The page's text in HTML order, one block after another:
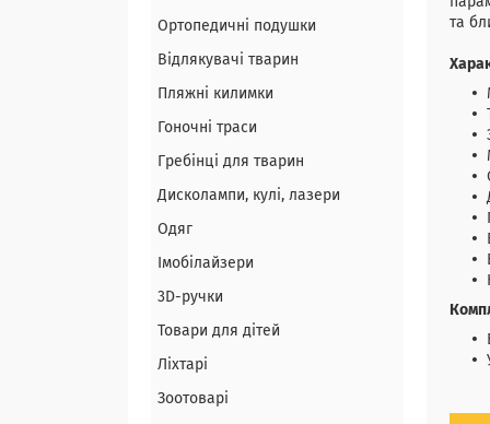
та
Ортопедичні подушки
Відлякувачі тварин
Пляжні килимки
Гоночні траси
Гребінці для тварин
Дисколампи, кулі, лазери
Одяг
Імобілайзери
3D-ручки
Товари для дітей
Ліхтарі
Зоотоварі